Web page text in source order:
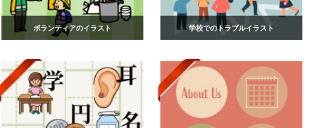
ボランティアのイラスト 学校でのトラブルイラスト